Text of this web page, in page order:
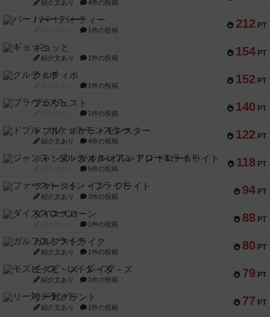
紹介文あり 4件の投稿
212 PT
バー！パーティー
1件の投稿
154 PT
ギョッと
紹介文あり 1件の投稿
152 PT
クルティボ
1件の投稿
140 PT
ブラヴェスト
1件の投稿
122 PT
ドブル：ポケットモンスター
紹介文あり 4件の投稿
118 PT
ジャンヌ・ダルク-オルレアン ドロー＆ライト
5件の投稿
94 PT
ファースト・イン・フライト
紹介文あり 3件の投稿
88 PT
ダイススローン
1件の投稿
80 PT
ガルフストライク
紹介文あり 1件の投稿
79 PT
モズビ－ズ・レイダ－ズ
紹介文あり 1件の投稿
77 PT
リー対グラント
紹介文あり 1件の投稿